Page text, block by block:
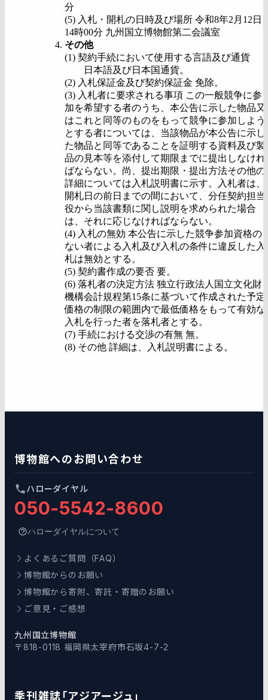
分
(5) 入札・開札の日時及び場所 令和8年2月12日
14時00分 九州国立博物館第二会議室
その他
(1) 契約手続において使用する言語及び通貨
日本語及び日本国通貨。
(2) 入札保証金及び契約保証金 免除。
(3) 入札者に要求される事項 この一般競争に参
加を希望する者のうち、本公告に示した物品又
はこれと同等のものをもって競争に参加しよう
とする者については、当該物品が本公告に示し
た物品と同等であることを証明する資料及び製
品の見本等を添付して期限までに提出しなけれ
ばならない。尚、提出期限・提出方法その他の
詳細については入札説明書に示す。入札者は、
開札日の前日までの間において、分任契約担当
役から当該書類に関し説明を求められた場合
は、それに応じなければならない。
(4) 入札の無効 本公告に示した競争参加資格の
ない者による入札及び入札の条件に違反した入
札は無効とする。
(5) 契約書作成の要否 要。
(6) 落札者の決定方法 独立行政法人国立文化財
機構会計規程第15条に基づいて作成された予定
価格の制限の範囲内で最低価格をもって有効な
入札を行った者を落札者とする。
(7) 手続における交渉の有無 無。
(8) その他 詳細は、入札説明書による。